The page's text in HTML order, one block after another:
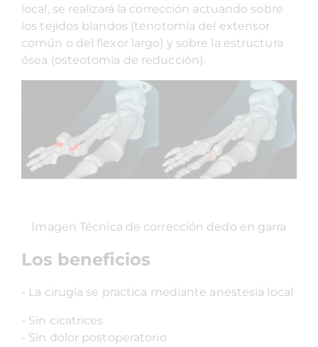
local, se realizará la corrección actuando sobre
los tejidos blandos (tenotomía del extensor
común o del flexor largo) y sobre la estructura
ósea (osteotomía de reducción).
Imagen Técnica de corrección dedo en garra
Los beneficios
- La cirugía se practica mediante anestesia local
- Sin cicatrices
- Sin dolor postoperatorio